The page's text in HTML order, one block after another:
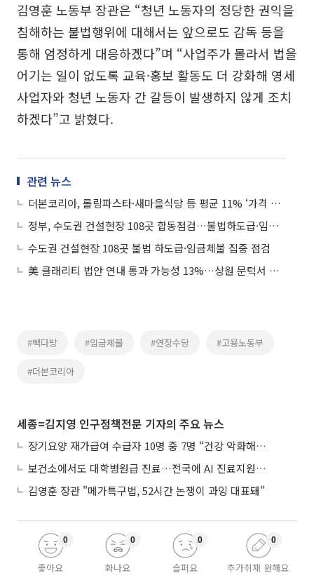
김영훈 노동부 장관은 “청년 노동자의 정당한 권익을
침해하는 불법행위에 대해서는 앞으로도 감독 등을
통해 엄정하게 대응하겠다”며 “사업주가 몰라서 법을
어기는 일이 없도록 교육·홍보 활동도 더 강화해 영세
사업자와 청년 노동자 간 갈등이 발생하지 않게 조치
하겠다”고 밝혔다.
관련 뉴스
더본코리아, 롤링파스타·새마을식당 등 평균 11% ‘가격 인상’⋯빽다방 동결
정부, 수도권 건설현장 108곳 합동점검…불법하도급·임금체불 단속
수도권 건설현장 108곳 불법 하도급·임금체불 집중 점검
美 클래리티 법안 연내 통과 가능성 13%…상원 문턱서 제동
#빽다방 #임금체불 #연장수당 #고용노동부
#더본코리아
세종=김지영 인구정책전문 기자의 주요 뉴스
장기요양 재가급여 수급자 10명 중 7명 “건강 악화해도 집에서”
보건소에서도 대학병원급 진료…전국에 AI 진료지원도구 보급
김영훈 장관 "메가특구법, 52시간 논쟁이 과잉 대표돼"
좋아요
0
화나요
0
슬퍼요
0
추가취재 원해요
0